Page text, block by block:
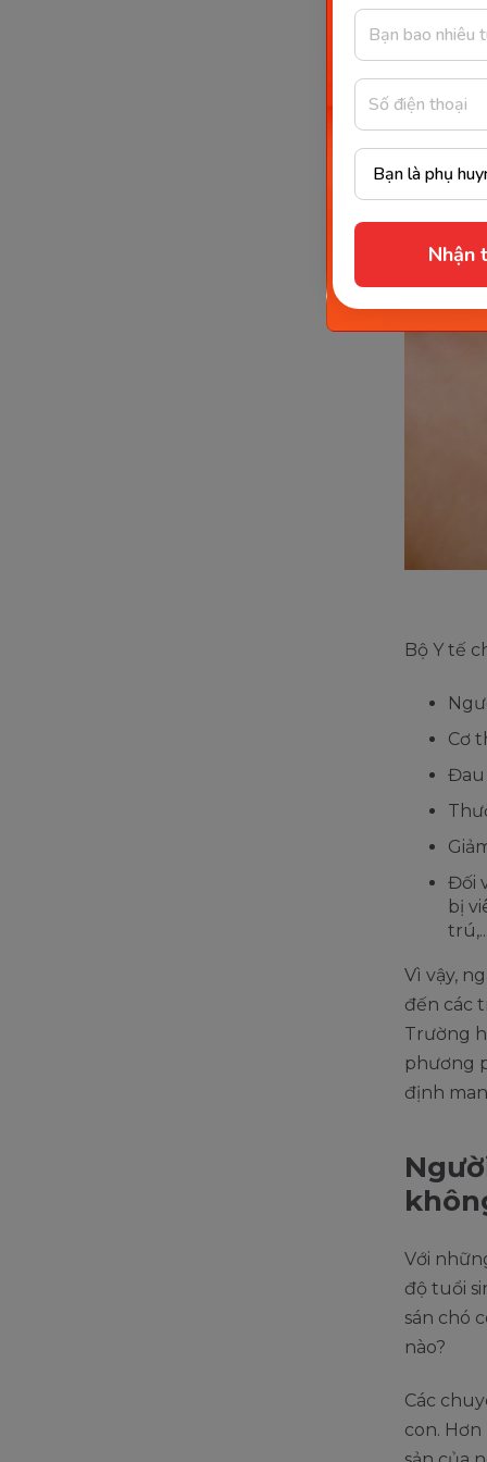
Nhận
Để chẩn
kết quả
Bộ Y tế
Cơ
Đau
Đối
bị
Vì vậy,
đến các
Trường
phương
định
Với
độ tuổi
sán chó
nào?
Các
con.